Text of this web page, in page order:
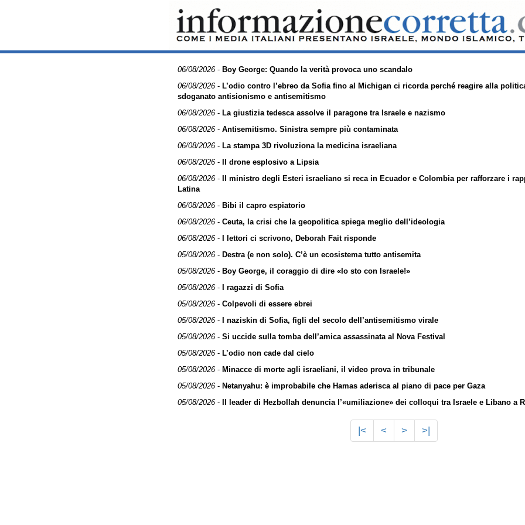
06/08/2026 - Boy George: Quando la verità provoca uno scandalo
06/08/2026 - L’odio contro l’ebreo da Sofia fino al Michigan ci ricorda perché reagire alla
sdoganato antisionismo e antisemitismo
06/08/2026 - La giustizia tedesca assolve il paragone tra Israele e nazismo
06/08/2026 - Antisemitismo. Sinistra sempre più contaminata
06/08/2026 - La stampa 3D rivoluziona la medicina israeliana
06/08/2026 -
Il drone esplosivo a Lipsia
06/08/2026 -
Il ministro degli Esteri israeliano si reca in Ecuador e Colombia per rafforzare i
Latina
06/08/2026 - Bibi il capro espiatorio
06/08/2026 - Ceuta, la crisi che la geopolitica spiega meglio dell’ideologia
06/08/2026 -
I lettori ci scrivono, Deborah Fait risponde
05/08/2026 - Destra (e non solo). C’è un ecosistema tutto antisemita
05/08/2026 - Boy George, il coraggio di dire «Io sto con Israele!»
05/08/2026 -
I ragazzi di Sofia
05/08/2026 - Colpevoli di essere ebrei
05/08/2026 -
I naziskin di Sofia, figli del secolo dell’antisemitismo virale
05/08/2026 - Si uccide sulla tomba dell’amica assassinata al Nova Festival
05/08/2026 - L’odio non cade dal cielo
05/08/2026 - Minacce di morte agli israeliani, il video prova in tribunale
05/08/2026 - Netanyahu: è improbabile che Hamas aderisca al piano di pace per Gaza
05/08/2026 - Il leader di Hezbollah denuncia l’«umiliazione» dei colloqui tra Israele e Libano a
|< < > >|